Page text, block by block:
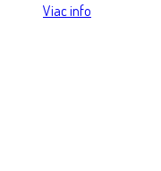
Viac info